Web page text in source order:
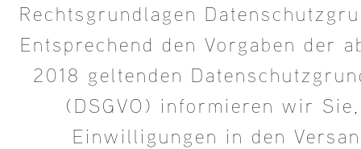
Rechtsgrundlagen
Entsprechend den Vorgaben der
2018 geltenden
(DSGVO) informieren wir
Einwilligungen in den